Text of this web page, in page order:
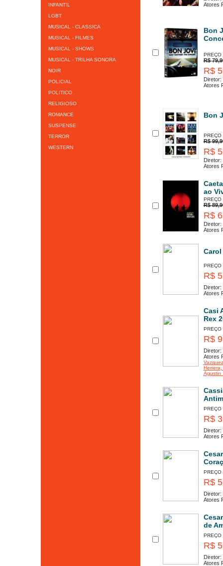
INFANTIL
LGBT
MUSICAL - CLASSICA
MUSICAL - FILMES
MUSICAL - SHOWS
MUSICAL - TRILHA SONORA
NOIR
POLICIAL
POLITICO
RELIGIOSO
ROMANCE
SUSPENSE
TERROR
WESTERN
Atores
Bon
PREÇO
R$
R$
Diretor:
Atores
Bon
PREÇO
R$
R$
Diretor:
Atores
ao
PREÇO
R$
R$
Diretor:
Atores
Carol
PREÇO
R$
Diretor:
Atores
Casi
Rex
PREÇO
R$
Diretor:
Atores
Vazquez
Herrera
Agustin
PREÇO
R$
Diretor:
Atores
PREÇO
R$
Diretor:
Atores
de
PREÇO
R$
Diretor:
Atores